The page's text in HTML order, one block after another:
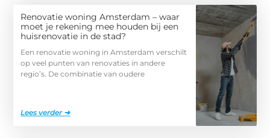
Renovatie woning Amsterdam – waar
moet je rekening mee houden bij een
huisrenovatie in de stad?
Een renovatie woning in Amsterdam verschilt
op veel punten van renovaties in andere
regio’s. De combinatie van oudere
Lees verder ➜